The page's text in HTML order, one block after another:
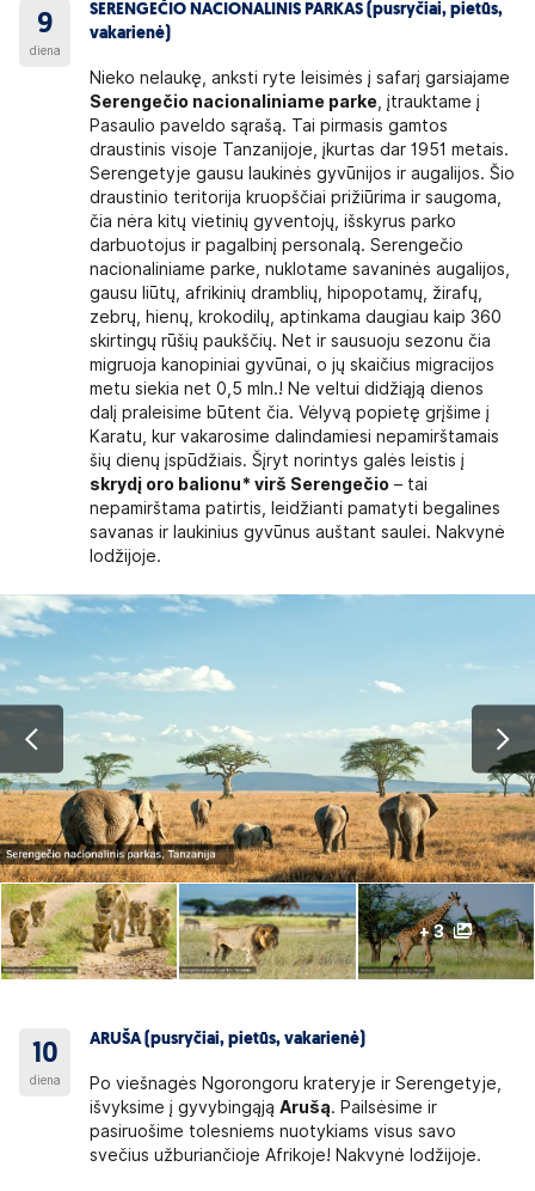
9
diena
SERENGEČIO NACIONALINIS PARKAS (pusryčiai, pietūs,
vakarienė)
Nieko nelaukę, anksti ryte leisimės į safarį garsiajame
Serengečio nacionaliniame parke , įtrauktame į
Pasaulio paveldo sąrašą. Tai pirmasis gamtos
draustinis visoje Tanzanijoje, įkurtas dar 1951 metais.
Serengetyje gausu laukinės gyvūnijos ir augalijos. Šio
draustinio teritorija kruopščiai prižiūrima ir saugoma,
čia nėra kitų vietinių gyventojų, išskyrus parko
darbuotojus ir pagalbinį personalą. Serengečio
nacionaliniame parke, nuklotame savaninės augalijos,
gausu liūtų, afrikinių dramblių, hipopotamų, žirafų,
zebrų, hienų, krokodilų, aptinkama daugiau kaip 360
skirtingų rūšių paukščių. Net ir sausuoju sezonu čia
migruoja kanopiniai gyvūnai, o jų skaičius migracijos
metu siekia net 0,5 mln.! Ne veltui didžiąją dienos
dalį praleisime būtent čia. Vėlyvą popietę grįšime į
Karatu, kur vakarosime dalindamiesi nepamirštamais
šių dienų įspūdžiais. Šįryt norintys galės leistis į
skrydį oro balionu* virš Serengečio – tai
nepamirštama patirtis, leidžianti pamatyti begalines
savanas ir laukinius gyvūnus auštant saulei. Nakvynė
lodžijoje.
+ 3
10
diena
ARUŠA (pusryčiai, pietūs, vakarienė)
Po viešnagės Ngorongoru krateryje ir Serengetyje,
išvyksime į gyvybingąjąArušą. Pailsėsime ir
pasiruošime tolesniems nuotykiams visus savo
svečius užburiančioje Afrikoje! Nakvynė lodžijoje.